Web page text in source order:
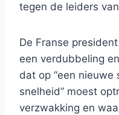
tegen de leiders
De Franse
een verdubbeling
dat op “een nieuwe
snelheid” moest
verzwakking en